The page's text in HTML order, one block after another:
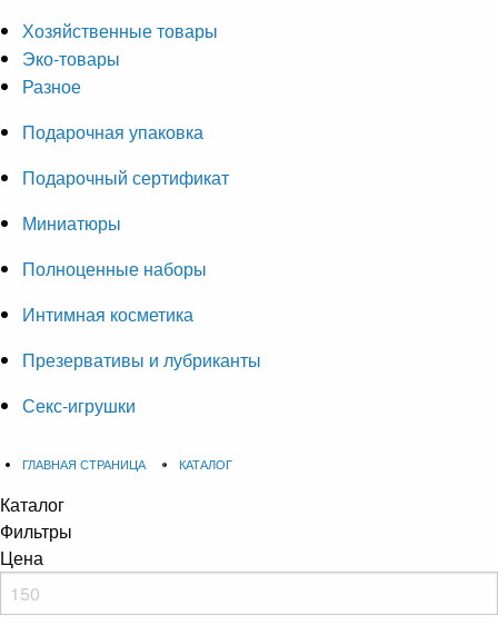
Хозяйственные товары
Эко-товары
Разное
Подарочная упаковка
Подарочный сертификат
Миниатюры
Полноценные наборы
Интимная косметика
Презервативы и лубриканты
Секс-игрушки
ГЛАВНАЯ СТРАНИЦА КАТАЛОГ
Каталог
Фильтры
Цена